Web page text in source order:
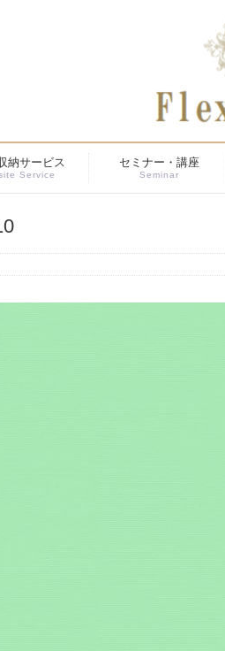
納サービス
Service
セミナー・講座
Seminar